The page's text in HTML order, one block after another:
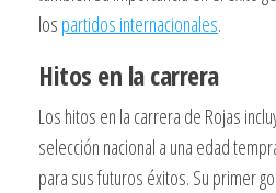
los partidos internacionales.
Hitos en la carrera
Los hitos en la carrera de Rojas
selección nacional a una edad
para sus futuros éxitos. Su primer